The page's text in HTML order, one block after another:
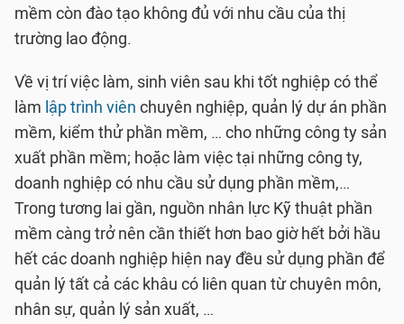
mềm còn đào tạo không đủ với nhu cầu của thị
trường lao động.
Về vị trí việc làm, sinh viên sau khi tốt nghiệp có thể
làm lập trình viên chuyên nghiệp, quản lý dự án phần
mềm, kiểm thử phần mềm, … cho những công ty sản
xuất phần mềm; hoặc làm việc tại những công ty,
doanh nghiệp có nhu cầu sử dụng phần mềm,…
Trong tương lai gần, nguồn nhân lực Kỹ thuật phần
mềm càng trở nên cần thiết hơn bao giờ hết bởi hầu
hết các doanh nghiệp hiện nay đều sử dụng phần để
quản lý tất cả các khâu có liên quan từ chuyên môn,
nhân sự, quản lý sản xuất, …